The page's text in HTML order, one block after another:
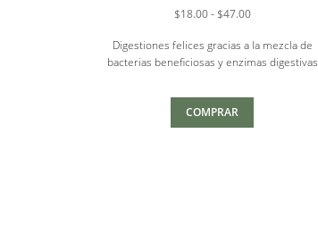
5.00
$18.00- $47.00Rango
precios:
desde
hasta
Digestiones felices gracias a la mezcla de
bacterias beneficiosas y enzimas digestivas
COMPRAR